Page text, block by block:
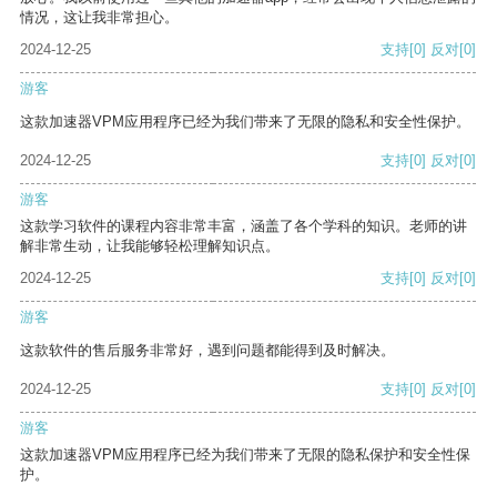
情况，这让我非常担心。
2024-12-25
支持[0] 反对[0]
游客
这款加速器VPM应用程序已经为我们带来了无限的隐私和安全性保护。
2024-12-25 支持[0] 反对[0]
游客
这款学习软件的课程内容非常丰富，涵盖了各个学科的知识。老师的讲
解非常生动，让我能够轻松理解知识点。
2024-12-25
支持[0] 反对[0]
游客
这款软件的售后服务非常好，遇到问题都能得到及时解决。
2024-12-25 支持[0] 反对[0]
游客
这款加速器VPM应用程序已经为我们带来了无限的隐私保护和安全性保
护。